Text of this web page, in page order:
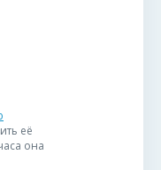
её
она